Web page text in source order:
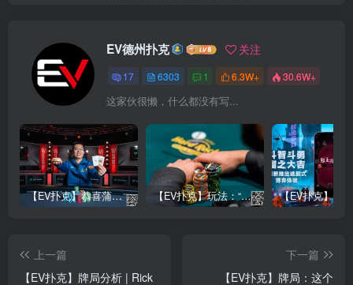
EV德州扑克 关注
17 6303 1 6.3W+ 30.6W+
这家伙很懒，什么都没有写...
【EV扑克】恭喜蒲蔚然赛事#65夺冠，收获国人2023WSOP第六条金手链，奖金93万刀！ 【EV扑克】玩法：“松弱鱼/松凶鱼打法”的基本攻略
上一篇
【EV扑克】牌局分析 | Rick
下一篇
【EV扑克】牌局：这个